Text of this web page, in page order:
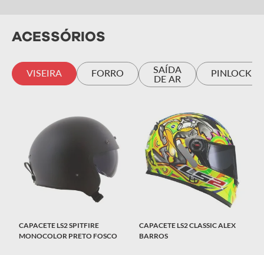
ACESSÓRIOS
VISEIRA FORRO
SAÍDA
DE AR
PINLOCK
CAPACETE LS2 SPITFIRE
MONOCOLOR PRETO FOSCO
CAPACETE LS2 CLASSIC ALEX
BARROS